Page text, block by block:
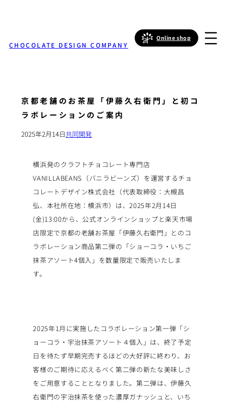
CHOCOLATE DESIGN COMPANY
Online shop
京都老舗のお茶屋「伊藤久右衛門」と初コ
ラボレーションのご案内
2025年2月14日共同開発
横浜発のクラフトチョコレート専門店
VANILLABEANS（バニラビーンズ）を運営するチョ
コレートデザイン株式会社（代表取締役：大槻昌
弘、本社所在地：横浜市）は、2025年2月14日
(金)13:00から、公式オンラインショップと楽天市場
店限定で京都の老舗お茶屋「伊藤久右衛門」とのコ
ラボレーション商品第二弾の「ショーコラ・いちご
抹茶アソート4個入」を数量限定で販売いたしま
す。
2025年1月に実施したコラボレーション第一弾「シ
ョーコラ・宇治抹茶アソート４個入」は、終了予定
日を待たず早期完売するほどの大好評に終わり、お
客様のご期待に応えるべく第二弾の新たな美味しさ
をご用意することとなりました。第二弾は、伊藤久
右衛門の宇治抹茶を使った濃厚ガナッシュと、いち